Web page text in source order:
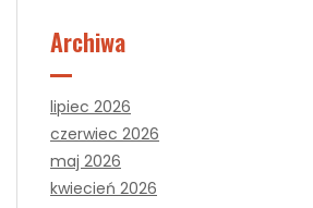
Archiwa
lipiec 2026
czerwiec 2026
maj 2026
kwiecień 2026